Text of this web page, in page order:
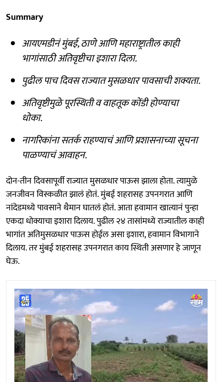
Summary
आयएमडीनं मुंबई, ठाणे आणि महाराष्ट्रातील काही
भागांसाठी अतिवृष्टीचा इशारा दिला.
पुढील पाच दिवस राज्यात मुसळधार पावसाची शक्यता.
अतिवृष्टीमुळे पूरस्थिती व वाहतूक कोंडी होण्याचा
धोका.
नागरिकांना सतर्क राहण्याचं आणि प्रशासनाच्या सूचना
पाळण्याचं आवाहन.
दोन-तीन दिवसापूर्वी राज्यात मुसळधार पाऊस झाला होता. त्यामुळे
जनजीवन विस्कळीत झालं होतं. मुंबई शहरासह उपनगरात आणि
नांदेडमध्ये पावसाने थैमान घातलं होतं. आता हवामान खात्यानं पुन्हा
एकदा धोक्याचा इशारा दिलाय. पुढील २४ तासांमध्ये राज्यातील काही
भागांत अतिमुसळधार पाऊस होईल असा इशारा, हवामान विभागाने
दिलाय. तर मुंबई शहरासह उपनगरात काय स्थिती असणार हे जाणून
घेऊ.